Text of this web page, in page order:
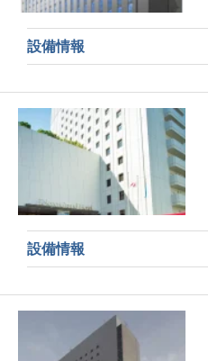
設備情報
設備情報